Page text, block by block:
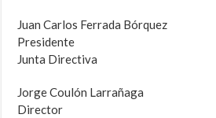
Juan Carlos Ferrada Bórquez
Presidente
Junta Directiva
Jorge Coulón Larrañaga
Director